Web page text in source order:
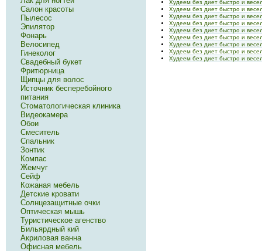
Худеем без диет быстро и
Худеем без диет быстро и
Худеем без диет быстро и
Худеем без диет быстро и
Худеем без диет быстро и
Худеем без диет быстро и
Худеем без диет быстро и
Худеем без диет быстро и
Худеем без диет быстро и
Салон красоты
Пылесос
Эпилятор
Фонарь
Велосипед
Гинеколог
Свадебный букет
Фритюрница
Щипцы для волос
Источник бесперебойного
питания
Стоматологическая клиника
Видеокамера
Обои
Смеситель
Спальник
Зонтик
Компас
Жемчуг
Сейф
Кожаная мебель
Детские кровати
Солнцезащитные очки
Оптическая мышь
Туристическое агенство
Бильярдный кий
Акриловая ванна
Офисная мебель